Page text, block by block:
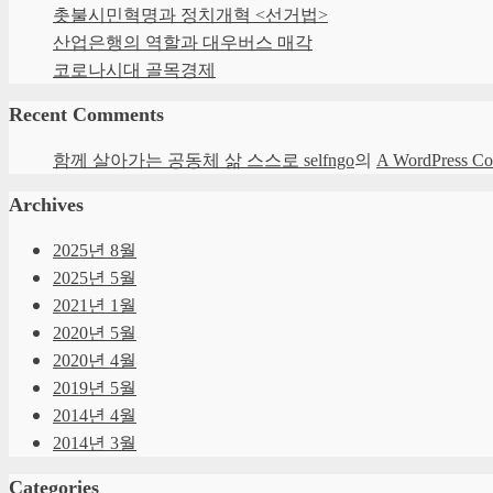
촛불시민혁명과 정치개혁 <선거법>
산업은행의 역할과 대우버스 매각
코로나시대 골목경제
Recent Comments
함께 살아가는 공동체 삶 스스로 selfngo의 A WordPress
Archives
2025년 8월
2025년 5월
2021년 1월
2020년 5월
2020년 4월
2019년 5월
2014년 4월
2014년 3월
Categories